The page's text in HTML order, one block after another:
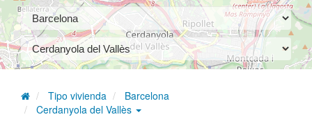
Tipo vivienda
Barcelona
Cerdanyola del Vallès